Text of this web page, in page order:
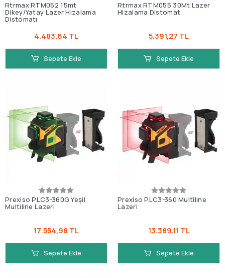
Rtrmax RTM052 15mt
Dikey/Yatay Lazer Hizalama
Distomatı
4.483,64 TL
Sepete Ekle
Rtrmax RTM055 30Mt Lazer
Hizalama Distomat
5.391,27 TL
Sepete Ekle
Prexiso PLC3-360G Yeşil
Multiline Lazeri
17.554,98 TL
Sepete Ekle
Prexiso PLC3-360 Multiline
Lazeri
13.389,11 TL
Sepete Ekle